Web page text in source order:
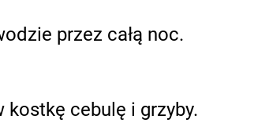
przez całą noc.
kostkę cebulę i grzyby.